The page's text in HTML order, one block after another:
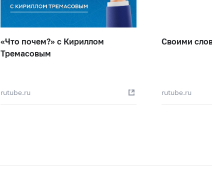
«Что почем?» с Кириллом
Тремасовым
rutube.ru
Своими
rutube.ru